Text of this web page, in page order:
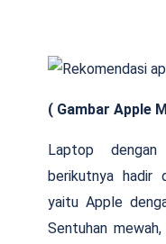
( Gambar Apple
Laptop
berikutnya hadir
yaitu Apple
Sentuhan